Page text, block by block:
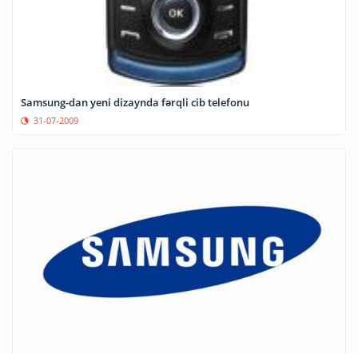
Samsung-dan yeni dizaynda fərqli cib telefonu
31-07-2009